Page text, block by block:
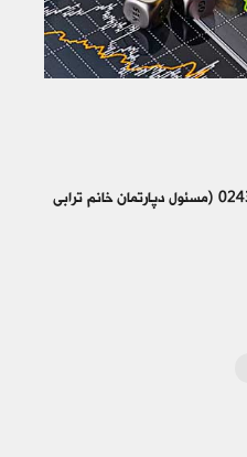
جهت هماهنگی باشماره 02433459368 (مسئول دپارتمان خانم ترابی